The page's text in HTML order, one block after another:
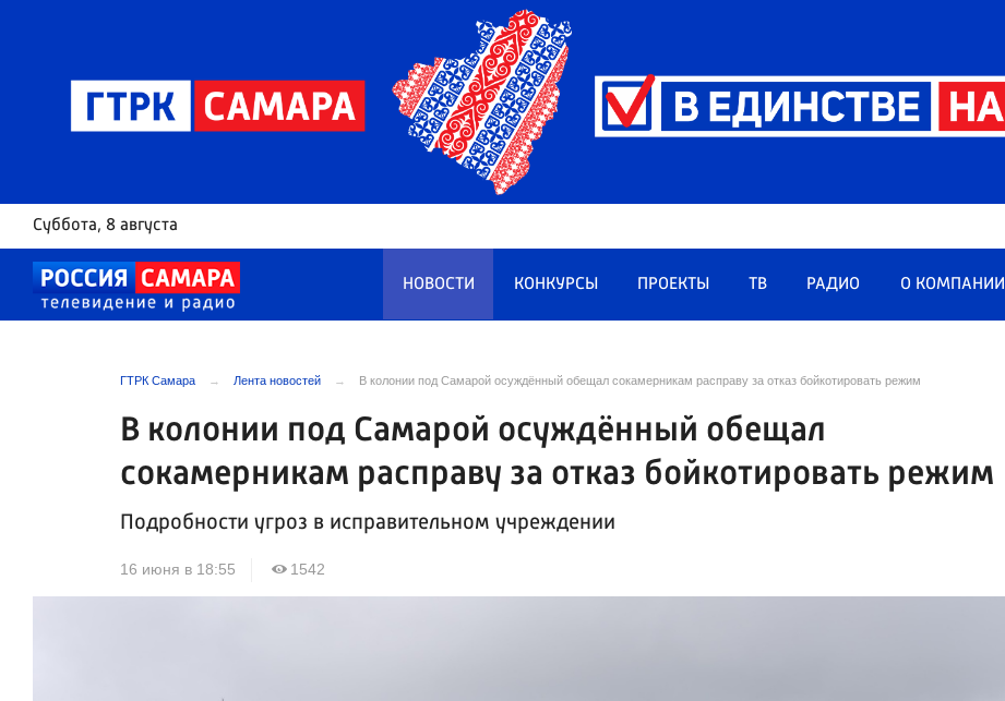
Суббота, 8 августа
НОВОСТИ КОНКУРСЫ ПРОЕКТЫ ТВ РАДИО О КОМПАНИИ
ГТРК Самара Лента новостей В колонии под Самарой осуждённый обещал сокамерникам расправу за отказ бойкотировать режим
В колонии под Самарой осуждённый обещал
сокамерникам расправу за отказ бойкотировать режим
Подробности угроз в исправительном учреждении
16 июня в 18:55 1542